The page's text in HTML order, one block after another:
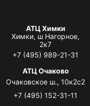
АТЦ Химки
Химки, ш Нагорное,
2к7
+7 (495) 989-21-31
АТЦ Очаково
Очаковское ш., 10к2с2
+7 (495) 152-31-11